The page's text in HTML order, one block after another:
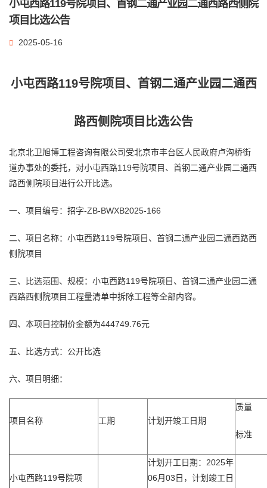
小屯西路119号院项目、首钢二通产业园二通西路西侧院
项目比选公告
2025-05-16
小屯西路119号院项目、首钢二通产业园二通西
路西侧院项目比选公告
北京北卫旭博工程咨询有限公司受北京市丰台区人民政府卢沟桥街
道办事处的委托，对小屯西路119号院项目、首钢二通产业园二通西
路西侧院项目进行公开比选。
一、项目编号：招字-ZB-BWXB2025-166
二、项目名称：小屯西路119号院项目、首钢二通产业园二通西路西
侧院项目
三、比选范围、规模：小屯西路119号院项目、首钢二通产业园二通
西路西侧院项目工程量清单中拆除工程等全部内容。
四、本项目控制价金额为444749.76元
五、比选方式：公开比选
六、项目明细：
项目名称 工期 计划开竣工日期
质量
标准
小屯西路119号院项
计划开工日期：2025年
06月03日，计划竣工日